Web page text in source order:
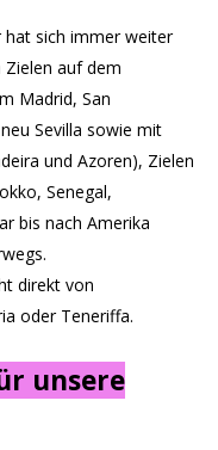
hat sich immer weiter
Zielen auf dem
Madrid, San
Sevilla sowie mit
und Azoren), Zielen
Senegal,
bis nach Amerika
direkt von
oder Teneriffa.
unsere